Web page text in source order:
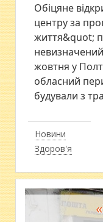
Новини
Здоров'я
Обіцяне
центру за
життя&quot;
жовтня у
обласний
будували з